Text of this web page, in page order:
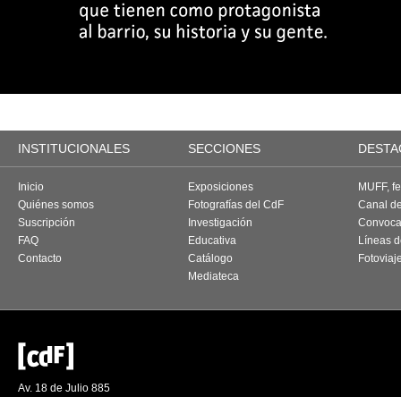
INSTITUCIONALES SECCIONES
Inicio
Quiénes somos
Suscripción
FAQ
Contacto
Exposiciones
Fotografías del CdF
Investigación
Educativa
Catálogo
Mediateca
MUFF,
Canal
Líneas
Av. 18 de Julio 885